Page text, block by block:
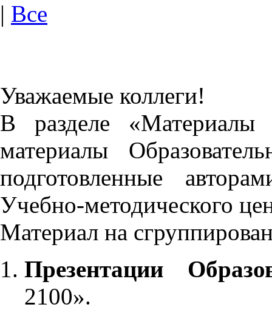
| Все
Уважаемые коллеги!
В разделе «Материалы
материалы
подготовленные
Учебно-методического
Материал на
Презентации
2100».